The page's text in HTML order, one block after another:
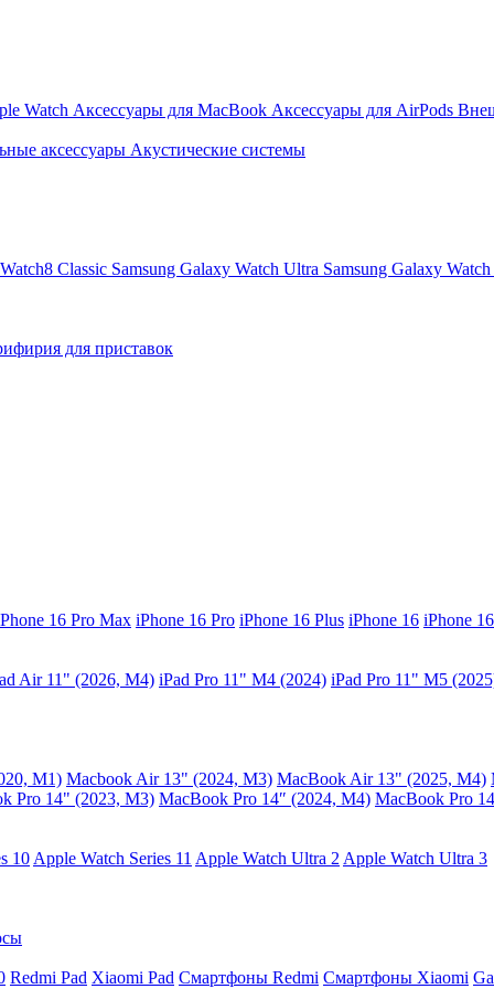
Watch Аксессуары для MacBook Аксессуары для AirPods
аксессуары Акустические системы
Classic Samsung Galaxy Watch Ultra Samsung Galaxy
для приставок
16 Pro Max iPhone 16 Pro iPhone 16 Plus iPhone 16 iPhone
Air 11" (2026, M4) iPad Pro 11" M4 (2024) iPad Pro 11" M5
M1) Macbook Air 13" (2024, M3) MacBook Air 13" (2025, M4)
Pro 14" (2023, M3) MacBook Pro 14″ (2024, M4) MacBook Pro
10 Apple Watch Series 11 Apple Watch Ultra 2 Apple Watch Ultra 3
Redmi Pad Xiaomi Pad Смартфоны Redmi Смартфоны Xiaomi